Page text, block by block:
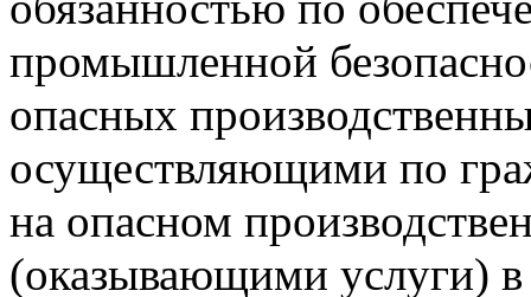
промышленной
опасных
осуществляющими по
на опасном
(оказывающими услуги)